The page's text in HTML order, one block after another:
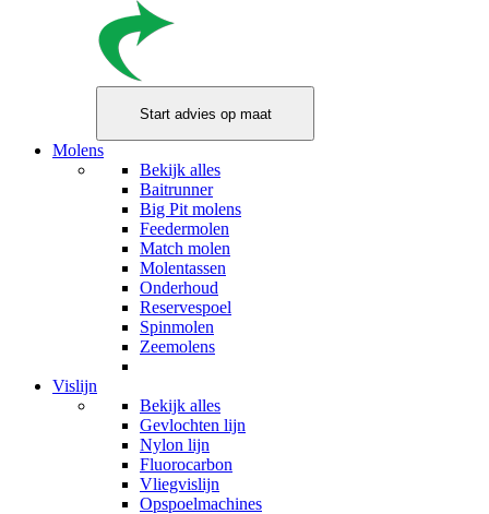
Molens
Bekijk alles
Baitrunner
Big Pit molens
Feedermolen
Match molen
Molentassen
Onderhoud
Reservespoel
Spinmolen
Zeemolens
Vislijn
Bekijk alles
Gevlochten lijn
Nylon lijn
Fluorocarbon
Vliegvislijn
Opspoelmachines